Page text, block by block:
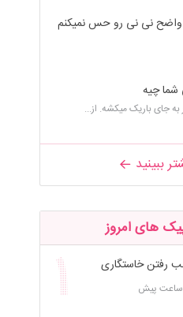
واضح نی نی رو حس نمیکنم
شما چیه
به جای باریک میکشه. از...
ببینید
های امروز
رفتن خاستگاری